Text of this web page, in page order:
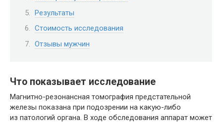
Результаты
Стоимость исследования
Отзывы мужчин
Что показывает исследование
Магнитно-резонансная томография предстательной
железы показана при подозрении на какую-либо
из патологий органа. В ходе обследования аппарат может